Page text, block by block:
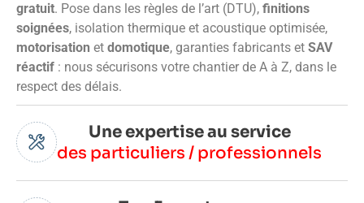
gratuit. Pose dans les règles de l’art (DTU), finitions
soignées, isolation thermique et acoustique optimisée,
motorisation et domotique, garanties fabricants et SAV
réactif : nous sécurisons votre chantier de A à Z, dans le
respect des délais.
Une expertise au service
des particuliers / professionnels